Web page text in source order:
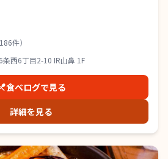
186件）
西6丁目2-10 IR山鼻 1F
食べログで見る
詳細を見る